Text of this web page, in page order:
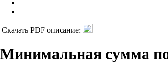
Скачать PDF описание:
Минимальная сумма